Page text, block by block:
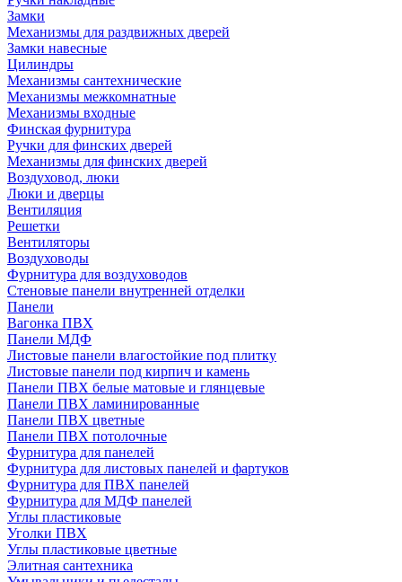
Замки
Механизмы для раздвижных дверей
Замки навесные
Цилиндры
Механизмы сантехнические
Механизмы межкомнатные
Механизмы входные
Финская фурнитура
Ручки для финских дверей
Механизмы для финских дверей
Воздуховод, люки
Люки и дверцы
Вентиляция
Решетки
Вентиляторы
Воздуховоды
Фурнитура для воздуховодов
Стеновые панели внутренней отделки
Панели
Вагонка ПВХ
Панели МДФ
Листовые панели влагостойкие под плитку
Листовые панели под кирпич и камень
Панели ПВХ белые матовые и глянцевые
Панели ПВХ ламинированные
Панели ПВХ цветные
Панели ПВХ потолочные
Фурнитура для панелей
Фурнитура для листовых панелей и фартуков
Фурнитура для ПВХ панелей
Фурнитура для МДФ панелей
Углы пластиковые
Уголки ПВХ
Углы пластиковые цветные
Элитная сантехника